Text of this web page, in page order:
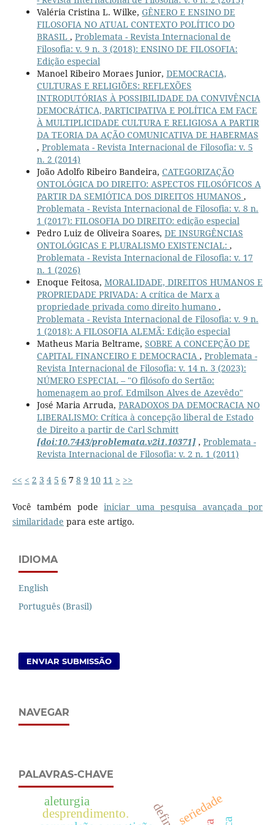
Valéria Cristina L. Wilke, GÊNERO E ENSINO DE
FILOSOFIA NO ATUAL CONTEXTO POLÍTICO DO
BRASIL , Problemata - Revista Internacional de
Filosofia: v. 9 n. 3 (2018): ENSINO DE FILOSOFIA:
Edição especial
Manoel Ribeiro Moraes Junior, DEMOCRACIA,
CULTURAS E RELIGIÕES: REFLEXÕES
INTRODUTÓRIAS À POSSIBILIDADE DA CONVIVÊNCIA
DEMOCRÁTICA, PARTICIPATIVA E POLÍTICA EM FACE
À MULTIPLICIDADE CULTURA E RELIGIOSA A PARTIR
DA TEORIA DA AÇÃO COMUNICATIVA DE HABERMAS
, Problemata - Revista Internacional de Filosofia: v. 5
n. 2 (2014)
João Adolfo Ribeiro Bandeira, CATEGORIZAÇÃO
ONTOLÓGICA DO DIREITO: ASPECTOS FILOSÓFICOS A
PARTIR DA SEMIÓTICA DOS DIREITOS HUMANOS ,
Problemata - Revista Internacional de Filosofia: v. 8 n.
1 (2017): FILOSOFIA DO DIREITO: edição especial
Pedro Luiz de Oliveira Soares, DE INSURGÊNCIAS
ONTOLÓGICAS E PLURALISMO EXISTENCIAL: ,
Problemata - Revista Internacional de Filosofia: v. 17
n. 1 (2026)
Enoque Feitosa, MORALIDADE, DIREITOS HUMANOS E
PROPRIEDADE PRIVADA: A crítica de Marx a
propriedade privada como direito humano ,
Problemata - Revista Internacional de Filosofia: v. 9 n.
1 (2018): A FILOSOFIA ALEMÃ: Edição especial
Matheus Maria Beltrame, SOBRE A CONCEPÇÃO DE
CAPITAL FINANCEIRO E DEMOCRACIA , Problemata -
Revista Internacional de Filosofia: v. 14 n. 3 (2023):
NÚMERO ESPECIAL – "O filósofo do Sertão:
homenagem ao prof. Edmilson Alves de Azevêdo"
José Maria Arruda, PARADOXOS DA DEMOCRACIA NO
LIBERALISMO: Crítica à concepção liberal de Estado
de Direito a partir de Carl Schmitt
[doi:10.7443/problemata.v2i1.10371], Problemata -
Revista Internacional de Filosofia: v. 2 n. 1 (2011)
<< < 2 3 4 5 6 7 8 9 10 11 > >>
Você também podeiniciar uma pesquisa avançada por
similaridade para este artigo.
IDIOMA
English
Português (Brasil)
ENVIAR SUBMISSÃO
NAVEGAR
PALAVRAS-CHAVE
desprendimento. seriedade
aleturgia